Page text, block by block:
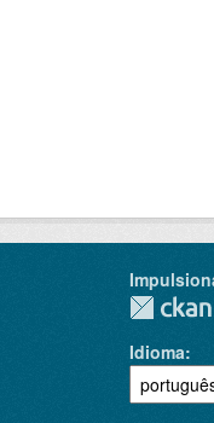
Idioma